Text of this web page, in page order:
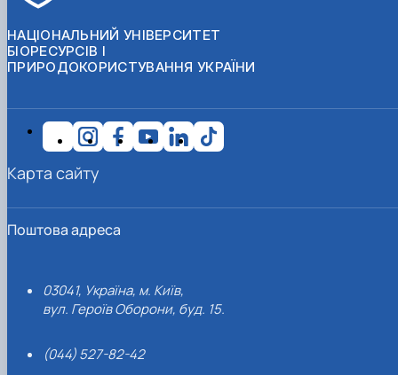
НАЦІОНАЛЬНИЙ УНІВЕРСИТЕТ
БІОРЕСУРСІВ І
ПРИРОДОКОРИСТУВАННЯ УКРАЇНИ
Поштова адреса
03041, Україна, м. Київ,
вул. Героїв Оборони, буд. 15.
(044) 527-82-42
Карта сайту